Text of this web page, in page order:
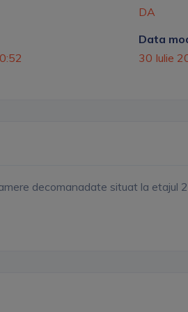
DA
Data
30 Iulie
decomanadate situat la etajul